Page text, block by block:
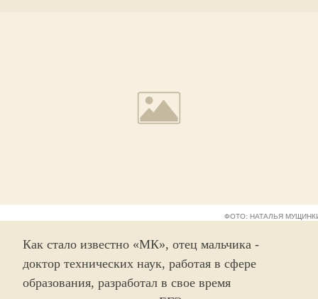
ФОТО: НАТАЛЬЯ
Как стало известно «МК», отец мальчика -
доктор технических наук, работая в сфере
образования, разработал в свое время